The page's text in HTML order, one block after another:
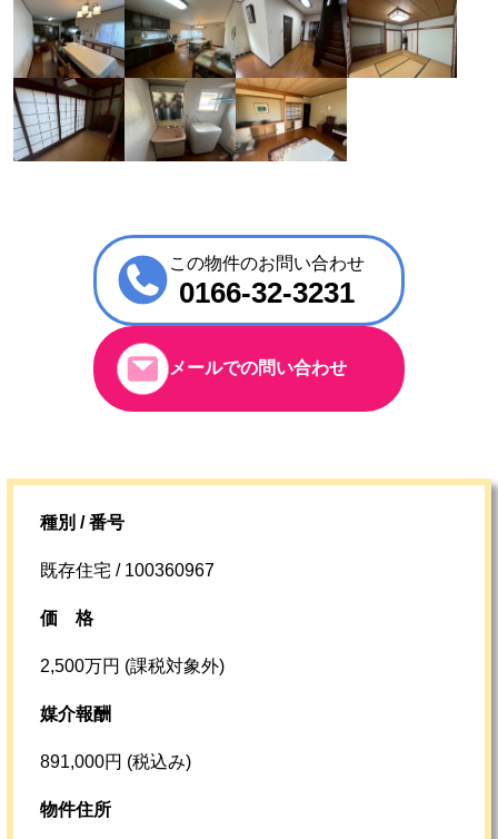
この物件のお問い合わせ
0166-32-3231
メールでの問い合わせ
種別 / 番号
既存住宅 / 100360967
価格
2,500万円 (課税対象外)
媒介報酬
891,000円 (税込み)
物件住所